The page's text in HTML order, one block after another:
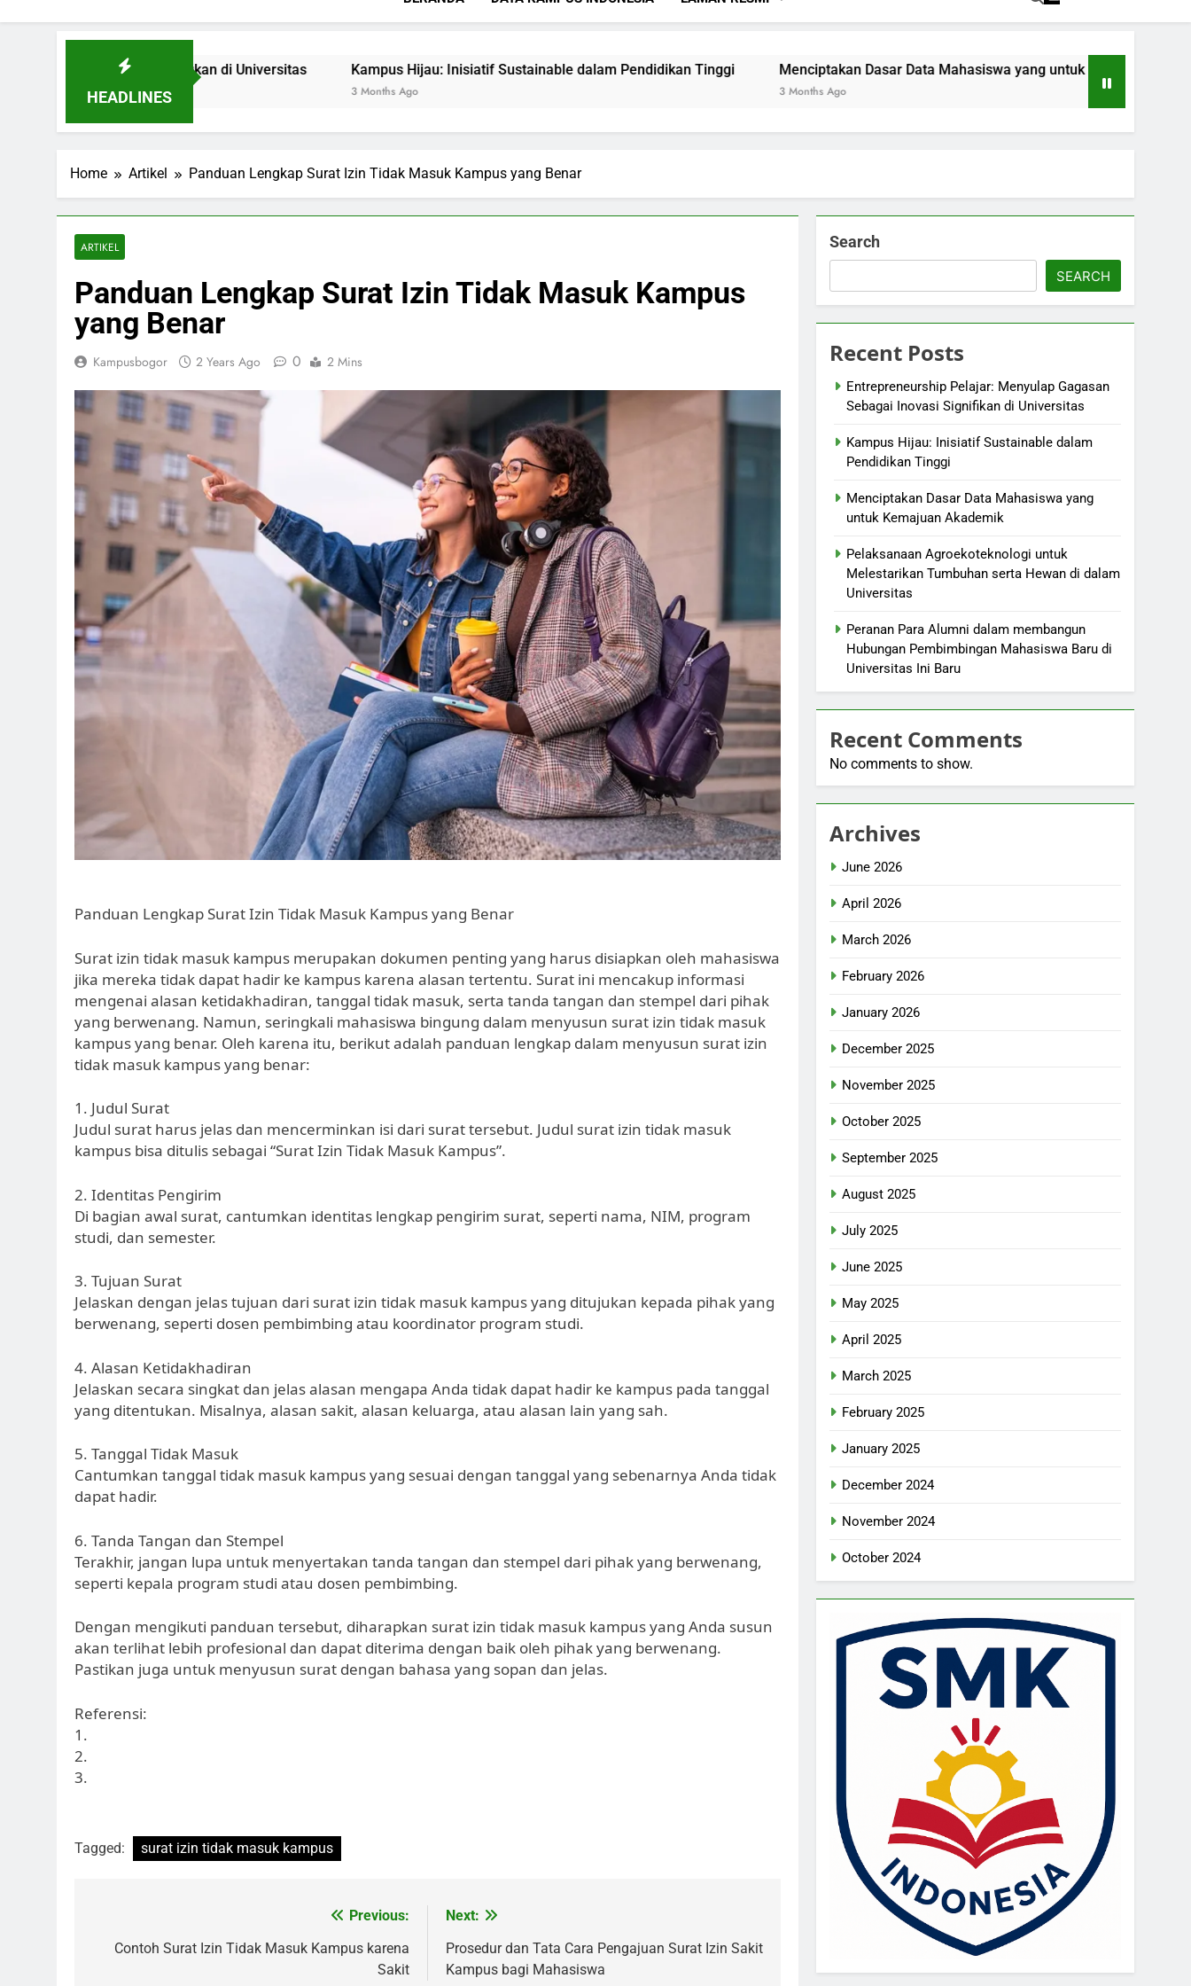
HEADLINES
Inovasi Signifikan di Universitas Kampus Hijau: Inisiatif Sustainable dalam Pendidikan Tinggi Menciptakan Dasar Data Mahasiswa yang untuk Kemajuan Akademik
Home Artikel Panduan Lengkap Surat Izin Tidak Masuk Kampus yang Benar
ARTIKEL
Panduan Lengkap Surat Izin Tidak Masuk Kampus
yang Benar
Kampusbogor 2 Years Ago 0 2 Mins
Panduan Lengkap Surat Izin Tidak Masuk Kampus yang Benar
Surat izin tidak masuk kampus merupakan dokumen penting yang harus disiapkan oleh mahasiswa
jika mereka tidak dapat hadir ke kampus karena alasan tertentu. Surat ini mencakup informasi
mengenai alasan ketidakhadiran, tanggal tidak masuk, serta tanda tangan dan stempel dari pihak
yang berwenang. Namun, seringkali mahasiswa bingung dalam menyusun surat izin tidak masuk
kampus yang benar. Oleh karena itu, berikut adalah panduan lengkap dalam menyusun surat izin
tidak masuk kampus yang benar:
1. Judul Surat
Judul surat harus jelas dan mencerminkan isi dari surat tersebut. Judul surat izin tidak masuk
kampus bisa ditulis sebagai “Surat Izin Tidak Masuk Kampus”.
2. Identitas Pengirim
Di bagian awal surat, cantumkan identitas lengkap pengirim surat, seperti nama, NIM, program
studi, dan semester.
3. Tujuan Surat
Jelaskan dengan jelas tujuan dari surat izin tidak masuk kampus yang ditujukan kepada pihak yang
berwenang, seperti dosen pembimbing atau koordinator program studi.
4. Alasan Ketidakhadiran
Jelaskan secara singkat dan jelas alasan mengapa Anda tidak dapat hadir ke kampus pada tanggal
yang ditentukan. Misalnya, alasan sakit, alasan keluarga, atau alasan lain yang sah.
5. Tanggal Tidak Masuk
Cantumkan tanggal tidak masuk kampus yang sesuai dengan tanggal yang sebenarnya Anda tidak
dapat hadir.
6. Tanda Tangan dan Stempel
Terakhir, jangan lupa untuk menyertakan tanda tangan dan stempel dari pihak yang berwenang,
seperti kepala program studi atau dosen pembimbing.
Dengan mengikuti panduan tersebut, diharapkan surat izin tidak masuk kampus yang Anda susun
akan terlihat lebih profesional dan dapat diterima dengan baik oleh pihak yang berwenang.
Pastikan juga untuk menyusun surat dengan bahasa yang sopan dan jelas.
Referensi:
1.
2.
3.
Tagged: surat izin tidak masuk kampus
navigation
Previous:
Contoh Surat Izin Tidak Masuk Kampus karena
Sakit
Next:
Prosedur dan Tata Cara Pengajuan Surat Izin Sakit
Kampus bagi Mahasiswa
Search
SEARCH
Recent Posts
Entrepreneurship Pelajar: Menyulap Gagasan
Sebagai Inovasi Signifikan di Universitas
Kampus Hijau: Inisiatif Sustainable dalam
Pendidikan Tinggi
Menciptakan Dasar Data Mahasiswa yang
untuk Kemajuan Akademik
Pelaksanaan Agroekoteknologi untuk
Melestarikan Tumbuhan serta Hewan di dalam
Universitas
Peranan Para Alumni dalam membangun
Hubungan Pembimbingan Mahasiswa Baru di
Universitas Ini Baru
Recent Comments
No comments to show.
Archives
June 2026
April 2026
March 2026
February 2026
January 2026
December 2025
November 2025
October 2025
September 2025
August 2025
July 2025
June 2025
May 2025
April 2025
March 2025
February 2025
January 2025
December 2024
November 2024
October 2024